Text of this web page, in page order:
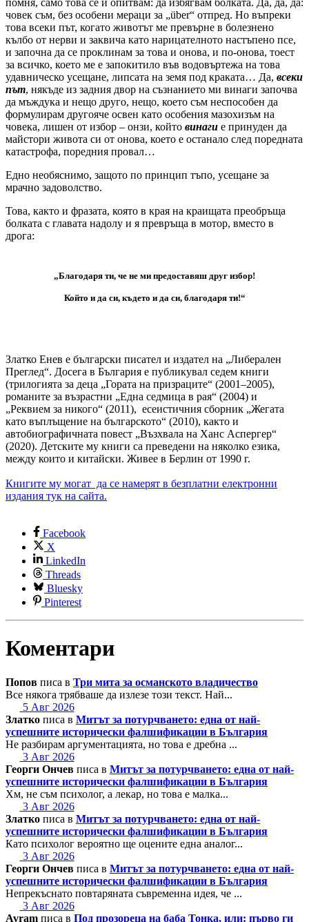
помня, само това се и опитвам: да избягвам болката. Да, да, да:
човек съм, без особени мераци за „über“ отпред. Но въпреки
това всеки път, когато животът ме превърне в болезнено
кълбо от нерви и заквича като нарицателното настъпено псе,
и започна да се проклинам за това и онова, и по-онова, тоест
за всичко, което ме е запокитило във водовъртежа на това
удавническо усещане, липсата на земя под краката… Да, всеки
път, някъде из задния двор на съзнанието ми винаги започва
да мъждука и нещо друго, нещо, което съм неспособен да
формулирам другояче освен като особения мазохизъм на
човека, лишен от избор – онзи, който винаги е принуден да
майстори живота си от онова, което е останало след поредната
катастрофа, поредния провал…
Едно необяснимо, защото по принцип тъпо, усещане за
мрачно задоволство.
Това, както и фразата, която в края на краищата преобръща
болката с главата надолу и я превръща в мотор, вместо в
дрога:
„Благодаря ти, че не ми предоставяш друг избор!
Който и да си, където и да си, благодаря ти!“
Златко Енев е български писател и издател на „Либерален
Преглед“. Досега в България е публикувал седем книги
(трилогията за деца „Гората на призраците“ (2001–2005),
романите за възрастни „Една седмица в рая“ (2004) и
„Реквием за никого“ (2011), есеистичния сборник „Жегата
като въплъщение на българското“ (2010), както и
автобиографичната повест „Възхвала на Ханс Аспергер“
(2020). Детските му книги са преведени на няколко езика,
между които и китайски. Живее в Берлин от 1990 г.
Книгите му могат да се намерят в безплатни електронни
издания тук на сайта.
Facebook
X
LinkedIn
Threads
Bluesky
Pinterest
Коментари
Попов писа в Три мита за османското владичество
Все някога трябваше да излезе този текст. Най...
5 Авг 2026
Златко писа в Митът за потурчването: една от най-
успешните исторически фалшификации в България
Не разбирам аргументацията, но това е дребна ...
3 Авг 2026
Георги Ончев писа в Митът за потурчването: една от най-
успешните исторически фалшификации в България
Хм, не съм психолог, а лекар, но това е малка...
3 Авг 2026
Златко писа в Митът за потурчването: една от най-
успешните исторически фалшификации в България
Като психолог вероятно ще оцените една аналог...
3 Авг 2026
Георги Ончев писа в Митът за потурчването: една от най-
успешните исторически фалшификации в България
Непрекъснато повтаряната съвременна идея, че ...
3 Авг 2026
Avram писа в Под прозореца на баба Тонка, или: първо ги